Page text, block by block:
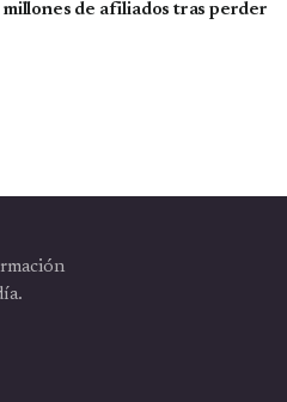
de afiliados tras perder